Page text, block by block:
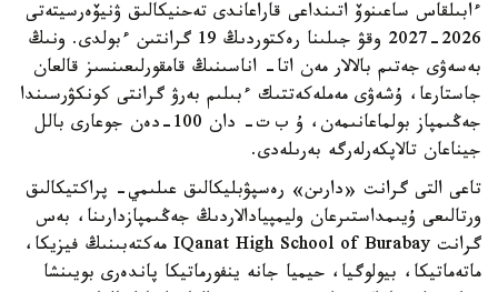
ءابىلقاس ساعىنوۆ اتىنداعى قاراعاندى تەحنيكالىق ۋنيۆەرسيتەتى
2026-2027 وقۋ جىلىنا رەكتوردىڭ 19 گرانتىن ءبولدى. ونىڭ
بەسەۋى جەتىم بالالار مەن اتا- اناسىنىڭ قامقورلىعىنسىز قالعان
جاستارعا، ۇشەۋى مەملەكەتتىك ءبىلىم بەرۋ گرانتى كونكۋرسىندا
جەڭىمپاز بولماعانىمەن، ۇ ب ت- دان 100-دەن جوعارى بالل
جيناعان تالاپكەرلەرگە بەرىلەدى.
تاعى التى گرانت «دارىن» رەسپۋبليكالىق عىلىمي- پراكتيكالىق
ورتالىعى ۇيىمداستىرعان وليمپيادالاردىڭ جەڭىمپازدارىنا، بەس
گرانت IQanat High School of Burabay مەكتەبىنىڭ فيزيكا،
ماتەماتيكا، بيولوگيا، حيميا جانە ينفورماتيكا پاندەرى بويىنشا